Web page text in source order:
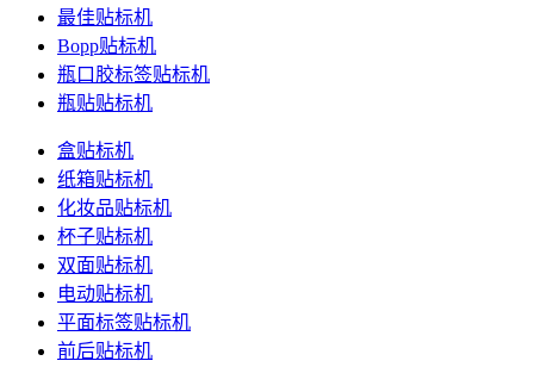
最佳贴标机
Bopp贴标机
瓶口胶标签贴标机
瓶贴贴标机
盒贴标机
纸箱贴标机
化妆品贴标机
杯子贴标机
双面贴标机
电动贴标机
平面标签贴标机
前后贴标机